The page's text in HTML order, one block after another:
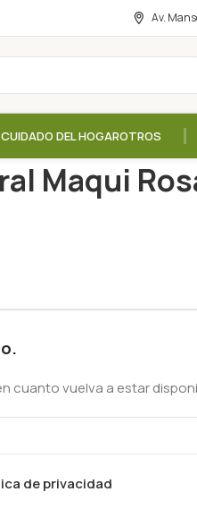
Av.
DEL HOGAROTROS
Maqui
cuanto vuelva a estar
de privacidad